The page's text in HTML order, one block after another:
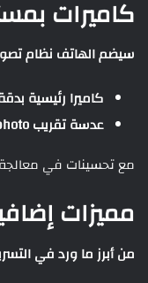
كاميرات
سيضم الهاتف نظام
كاميرا رئيسية بدقة 200
عدسة تقريب Telephoto بدقة 50 ميجابكسل
مع تحسينات في معالجة
مميزات
من أبرز ما ورد في